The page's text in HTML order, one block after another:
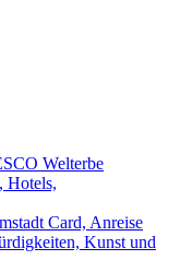
Welterbe
Hotels,
Card, Anreise
Kunst und